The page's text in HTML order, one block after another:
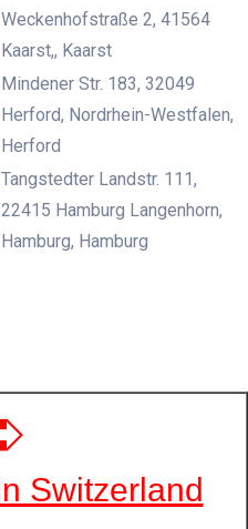
Weckenhofstraße 2, 41564
Kaarst,, Kaarst
Mindener Str. 183, 32049
Herford, Nordrhein-Westfalen,
Herford
Tangstedter Landstr. 111,
22415 Hamburg Langenhorn,
Hamburg, Hamburg